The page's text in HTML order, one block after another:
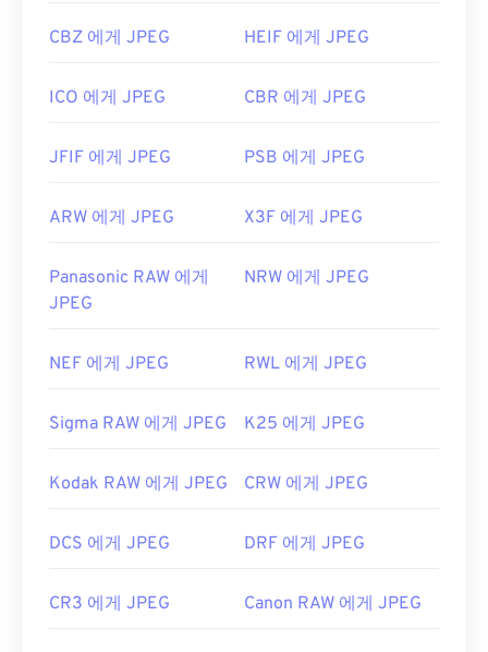
CBZ 에게 JPEG HEIF 에게 JPEG
ICO 에게 JPEG CBR 에게 JPEG
JFIF 에게 JPEG PSB 에게 JPEG
ARW 에게 JPEG X3F 에게 JPEG
Panasonic RAW 에게
JPEG
NRW 에게 JPEG
NEF 에게 JPEG RWL 에게 JPEG
Sigma RAW 에게 JPEG K25 에게 JPEG
Kodak RAW 에게 JPEG CRW 에게 JPEG
DCS 에게 JPEG DRF 에게 JPEG
CR3 에게 JPEG Canon RAW 에게 JPEG